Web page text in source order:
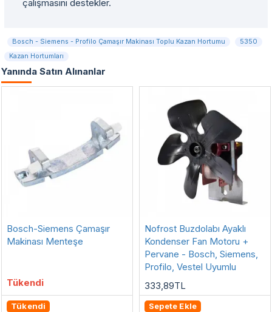
çalışmasını destekler.
Bosch - Siemens - Profilo Çamaşır Makinası Toplu Kazan Hortumu
5350
Kazan Hortumları
Yanında Satın Alınanlar
Bosch-Siemens Çamaşır
Makinası Menteşe
Tükendi
Tükendi
Nofrost Buzdolabı Ayaklı
Kondenser Fan Motoru +
Pervane - Bosch, Siemens,
Profilo, Vestel Uyumlu
333,89TL
Sepete Ekle